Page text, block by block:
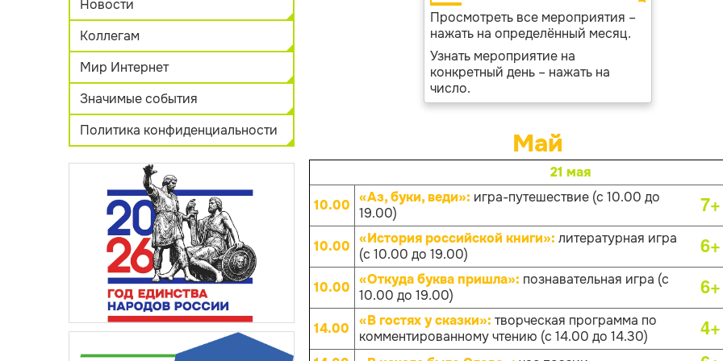
Новости
Коллегам
Мир Интернет
Значимые события
Политика конфиденциальности
Просмотреть все мероприятия –
нажать на определённый месяц.
Узнать мероприятие на
конкретный день – нажать на
число.
Май
21 мая
10.00 «Аз, буки, веди»: игра-путешествие (с 10.00 до
19.00)
7+
10.00 «История российской книги»: литературная игра
(с 10.00 до 19.00)
6+
10.00 «Откуда буква пришла»: познавательная игра (с
10.00 до 19.00)
6+
14.00 «В гостях у сказки»: творческая программа по
комментированному чтению (с 14.00 до 14.30)
4+